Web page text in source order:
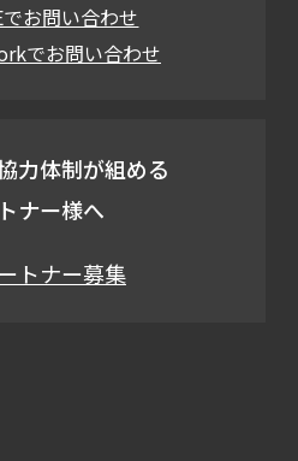
お問い合わせ
でお問い合わせ
力体制が組める
ナー様へ
トナー募集